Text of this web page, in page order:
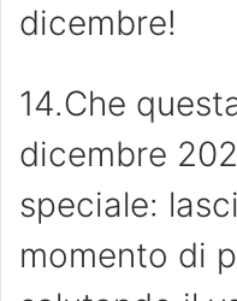
dicembre!
14.Che
dicembre
speciale:
momento di